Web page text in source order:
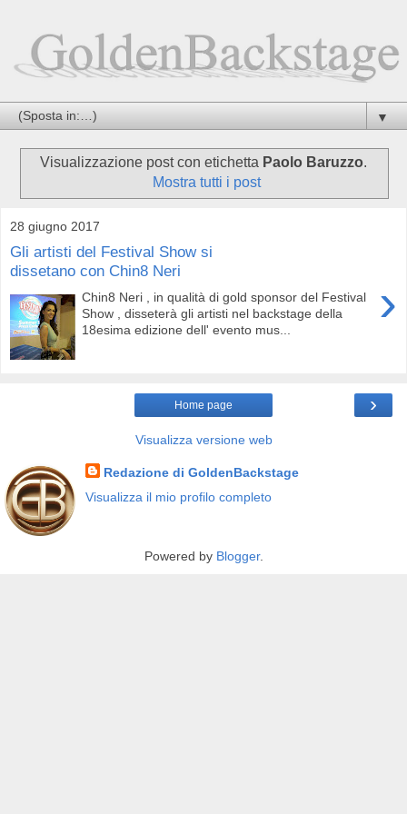
▼
Visualizzazione post con etichetta Paolo Baruzzo.
Mostra tutti i post
28 giugno 2017
Gli artisti del Festival Show si
dissetano con Chin8 Neri
›
Chin8 Neri , in qualità di gold sponsor del Festival
Show , disseterà gli artisti nel backstage della
18esima edizione dell' evento mus...
›
Home page
Visualizza versione web
Redazione di GoldenBackstage
Visualizza il mio profilo completo
Powered by Blogger.